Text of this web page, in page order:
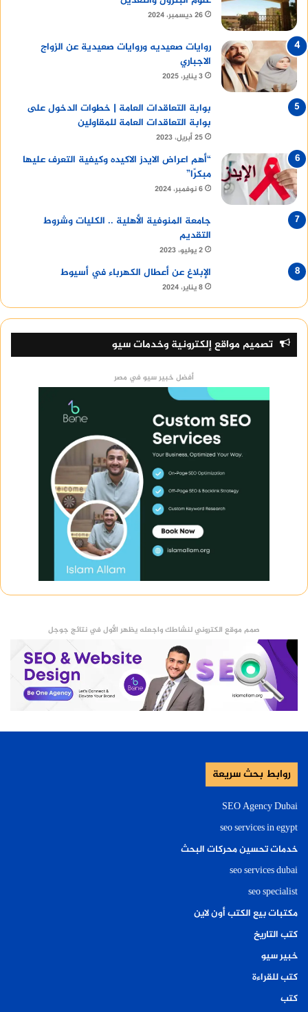
26 ديسمبر، 2024
روايات صعيديه وروايات صعيدية عن الزواج
الاجباري
3 يناير، 2025
بوابة التعاقدات العامة | خطوات الدخول على
بوابة التعاقدات العامة للمقاولين
25 أبريل، 2023
“أهم اعراض الايدز الاكيده وكيفية التعرف عليها
مبكرًا”
6 نوفمبر، 2024
جامعة المنوفية الأهلية .. الكليات وشروط
التقديم
2 يوليو، 2023
الإبلاغ عن أعطال الكهرباء في أسيوط
8 يناير، 2024
تصميم مواقع إلكترونية وخدمات سيو
أفضل خبير سيو في مصر
صمم موقع الكتروني لنشاطك واجعله يظهر الأول في نتائج جوجل
روابط بحث سريعة
SEO Agency Dubai
seo services in egypt
خدمات تحسين محركات البحث
seo services dubai
seo specialist
مكتبات بيع الكتب أون لاين
كتب التاريخ
خبير سيو
كتب للقراءة
كتب